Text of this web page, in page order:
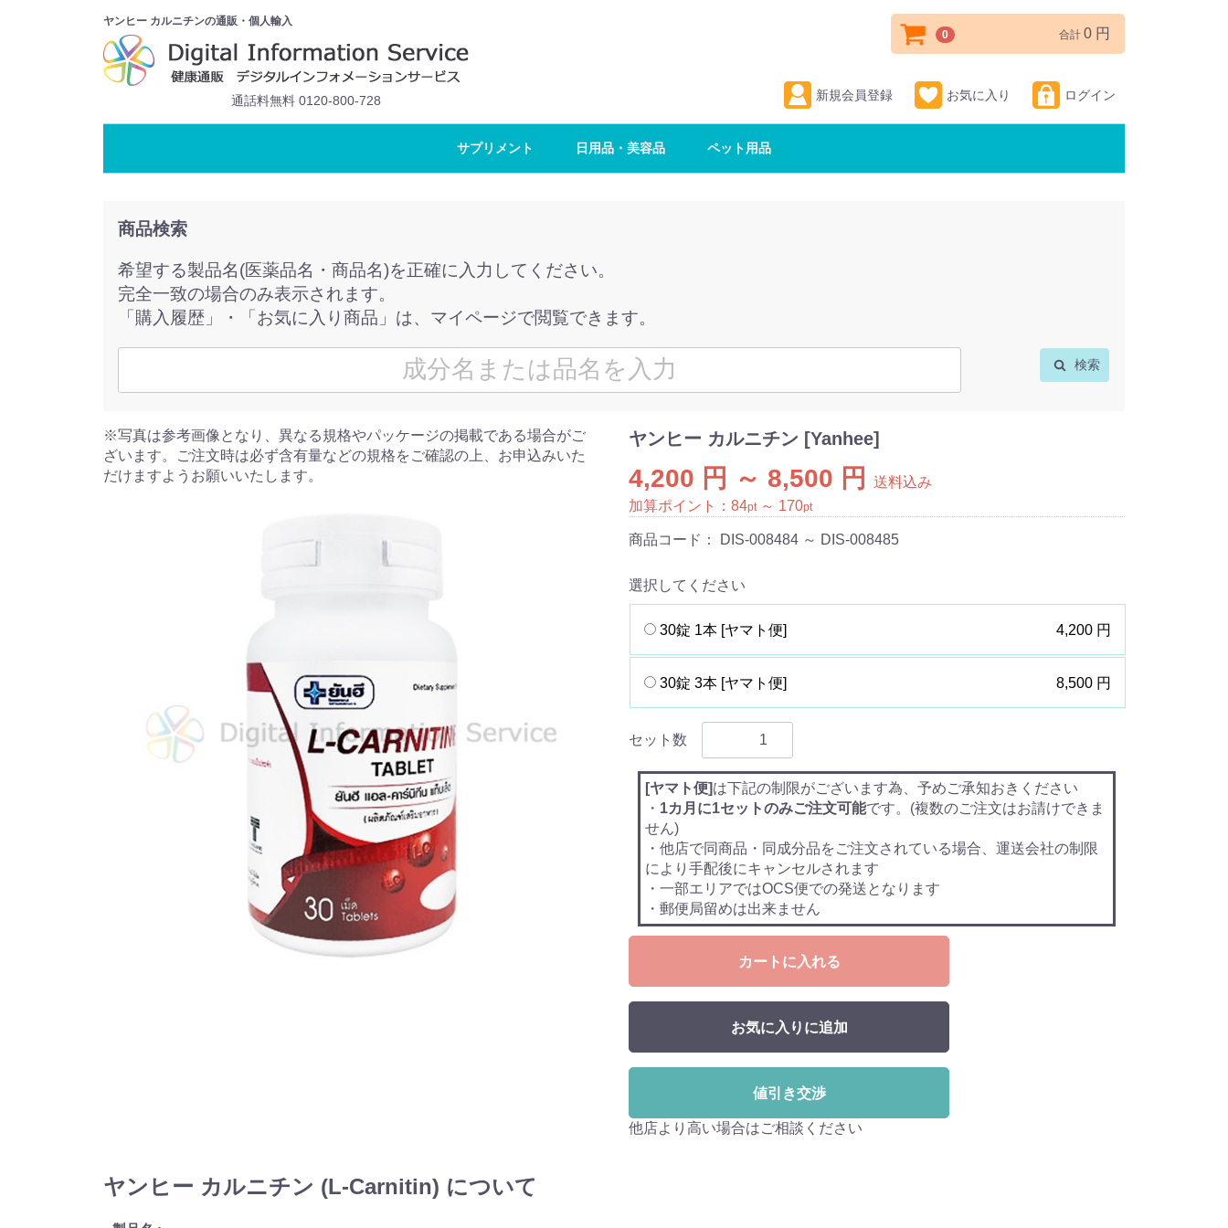
ヤンヒー カルニチンの通販・個人輸入
通話料無料 0120-800-728 新規会員登録 お気に入り ログイン
0 合計 0 円
サプリメント 日用品・美容品 ペット用品
商品検索
希望する製品名(医薬品名・商品名)を正確に入力してください。
完全一致の場合のみ表示されます。
「購入履歴」・「お気に入り商品」は、マイページで閲覧できます。
検索
※写真は参考画像となり、異なる規格やパッケージの掲載である場合がご
ざいます。ご注文時は必ず含有量などの規格をご確認の上、お申込みいた
だけますようお願いいたします。
ヤンヒー カルニチン [Yanhee]
4,200 円 ～ 8,500 円
送料込み
加算ポイント： 84pt ～ 170pt
商品コード： DIS-008484 ～ DIS-008485
選択してください
30錠 1本 [ヤマト便] 4,200 円
30錠 3本 [ヤマト便] 8,500 円
セット数
[ヤマト便]は下記の制限がございます為、予めご承知おきください
・ 1カ月に1セットのみご注文可能です。(複数のご注文はお請けできま
せん)
・他店で同商品・同成分品をご注文されている場合、運送会社の制限
により手配後にキャンセルされます
・一部エリアではOCS便での発送となります
・郵便局留めは出来ません
カートに入れる
お気に入りに追加
値引き交渉
他店より高い場合はご相談ください
ヤンヒー カルニチン (L-Carnitin) について